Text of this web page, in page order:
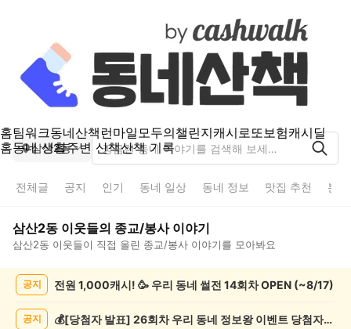
홈팀워크동네산책런마일모두의챌린지캐시로또보험캐시딜
홈동네 생활주변 산책산책 기록
삼산2동
전체글 공지 인기 동네 일상 동네 정보 맛집 추천 분
삼산2동 이웃들의 종교/봉사이야기
삼산2동 이웃들이 직접 올린 종교/봉사 이야기를 모아봐요
공지 전원 1,000캐시! 🥳 우리 동네 썰전 14회차 OPEN (~8/17)
공지 💰[당첨자 발표] 26회차 우리 동네 정보왕 이벤트 당첨자를 발표합니다!